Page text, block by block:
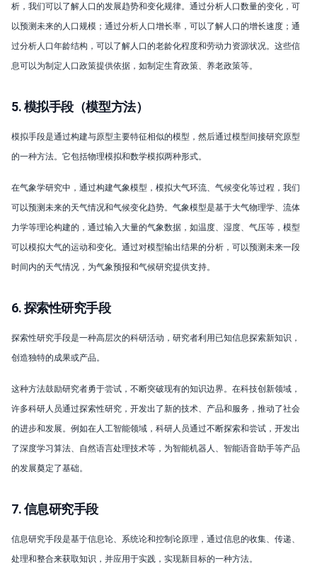
析，我们可以了解人口的发展趋势和变化规律。通过分析人口数量的变化，可
以预测未来的人口规模；通过分析人口增长率，可以了解人口的增长速度；通
过分析人口年龄结构，可以了解人口的老龄化程度和劳动力资源状况。这些信
息可以为制定人口政策提供依据，如制定生育政策、养老政策等。
5. 模拟手段（模型方法）
模拟手段是通过构建与原型主要特征相似的模型，然后通过模型间接研究原型
的一种方法。它包括物理模拟和数学模拟两种形式。
在气象学研究中，通过构建气象模型，模拟大气环流、气候变化等过程，我们
可以预测未来的天气情况和气候变化趋势。气象模型是基于大气物理学、流体
力学等理论构建的，通过输入大量的气象数据，如温度、湿度、气压等，模型
可以模拟大气的运动和变化。通过对模型输出结果的分析，可以预测未来一段
时间内的天气情况，为气象预报和气候研究提供支持。
6. 探索性研究手段
探索性研究手段是一种高层次的科研活动，研究者利用已知信息探索新知识，
创造独特的成果或产品。
这种方法鼓励研究者勇于尝试，不断突破现有的知识边界。在科技创新领域，
许多科研人员通过探索性研究，开发出了新的技术、产品和服务，推动了社会
的进步和发展。例如在人工智能领域，科研人员通过不断探索和尝试，开发出
了深度学习算法、自然语言处理技术等，为智能机器人、智能语音助手等产品
的发展奠定了基础。
7. 信息研究手段
信息研究手段是基于信息论、系统论和控制论原理，通过信息的收集、传递、
处理和整合来获取知识，并应用于实践，实现新目标的一种方法。